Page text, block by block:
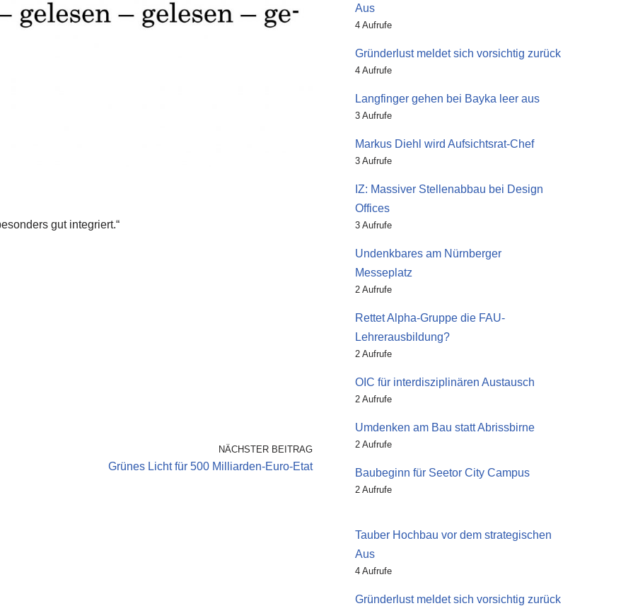
gut integriert.“
NÄCHSTER BEITRAG
Grünes Licht für 500 Milliarden-Euro-Etat
Aus
4 Aufrufe
Gründerlust meldet sich vorsichtig zurück
4 Aufrufe
Langfinger gehen bei Bayka leer aus
3 Aufrufe
Markus Diehl wird Aufsichtsrat-Chef
3 Aufrufe
IZ: Massiver Stellenabbau bei Design
Offices
3 Aufrufe
Undenkbares am Nürnberger
Messeplatz
2 Aufrufe
Rettet Alpha-Gruppe die FAU-
Lehrerausbildung?
2 Aufrufe
OIC für interdisziplinären Austausch
2 Aufrufe
Umdenken am Bau statt Abrissbirne
2 Aufrufe
Baubeginn für Seetor City Campus
2 Aufrufe
Tauber Hochbau vor dem strategischen
Aus
4 Aufrufe
Gründerlust meldet sich vorsichtig zurück